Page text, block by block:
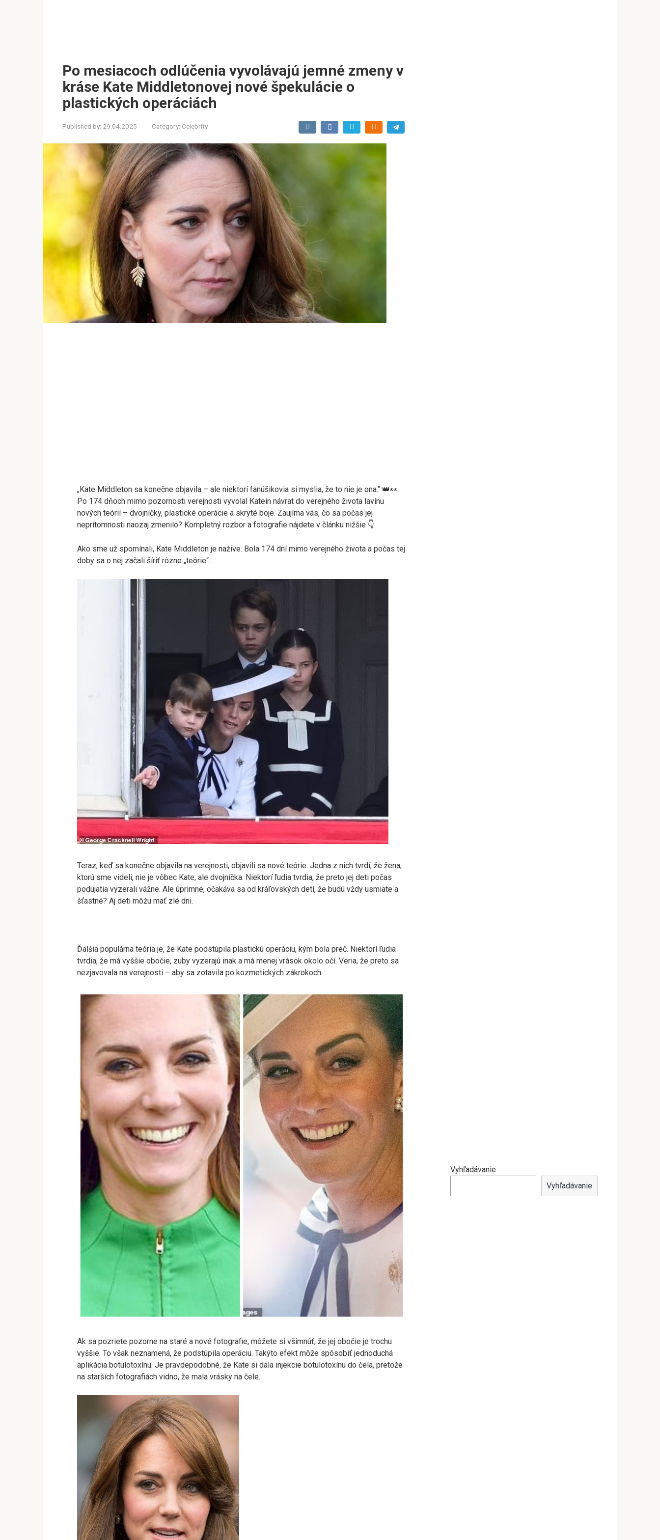
Po mesiacoch odlúčenia vyvolávajú jemné zmeny v
kráse Kate Middletonovej nové špekulácie o
plastických operáciách
Published by: 29.04.2025 Category: Celebrity
„Kate Middleton sa konečne objavila – ale niektorí fanúšikovia si myslia, že to nie je ona.“ 👑👀
Po 174 dňoch mimo pozornosti verejnosti vyvolal Katein návrat do verejného života lavínu
nových teórií – dvojníčky, plastické operácie a skryté boje. Zaujíma vás, čo sa počas jej
neprítomnosti naozaj zmenilo? Kompletný rozbor a fotografie nájdete v článku nižšie 👇
Ako sme už spomínali, Kate Middleton je nažive. Bola 174 dní mimo verejného života a počas tej
doby sa o nej začali šíriť rôzne „teórie“.
Teraz, keď sa konečne objavila na verejnosti, objavili sa nové teórie. Jedna z nich tvrdí, že žena,
ktorú sme videli, nie je vôbec Kate, ale dvojníčka. Niektorí ľudia tvrdia, že preto jej deti počas
podujatia vyzerali vážne. Ale úprimne, očakáva sa od kráľovských detí, že budú vždy usmiate a
šťastné? Aj deti môžu mať zlé dni.
Ďalšia populárna teória je, že Kate podstúpila plastickú operáciu, kým bola preč. Niektorí ľudia
tvrdia, že má vyššie obočie, zuby vyzerajú inak a má menej vrások okolo očí. Veria, že preto sa
nezjavovala na verejnosti – aby sa zotavila po kozmetických zákrokoch.
Ak sa pozriete pozorne na staré a nové fotografie, môžete si všimnúť, že jej obočie je trochu
vyššie. To však neznamená, že podstúpila operáciu. Takýto efekt môže spôsobiť jednoduchá
aplikácia botulotoxínu. Je pravdepodobné, že Kate si dala injekcie botulotoxínu do čela, pretože
na starších fotografiách vidno, že mala vrásky na čele.
Vyhľadávanie
Vyhľadávanie